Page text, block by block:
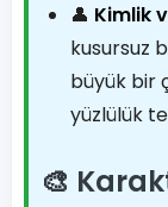
👤 Kimlik
kusursuz
büyük bir
yüzlülük
🎨